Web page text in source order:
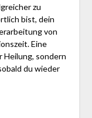
zu
bist, dein
von
Eine
sondern
du wieder